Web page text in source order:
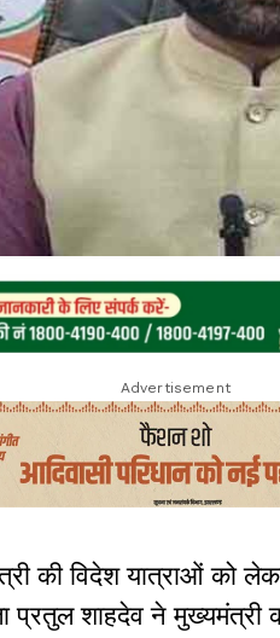
Advertisement
की विदेश यात्राओं को
प्रतुल शाहदेव ने मुख्यमंत्री